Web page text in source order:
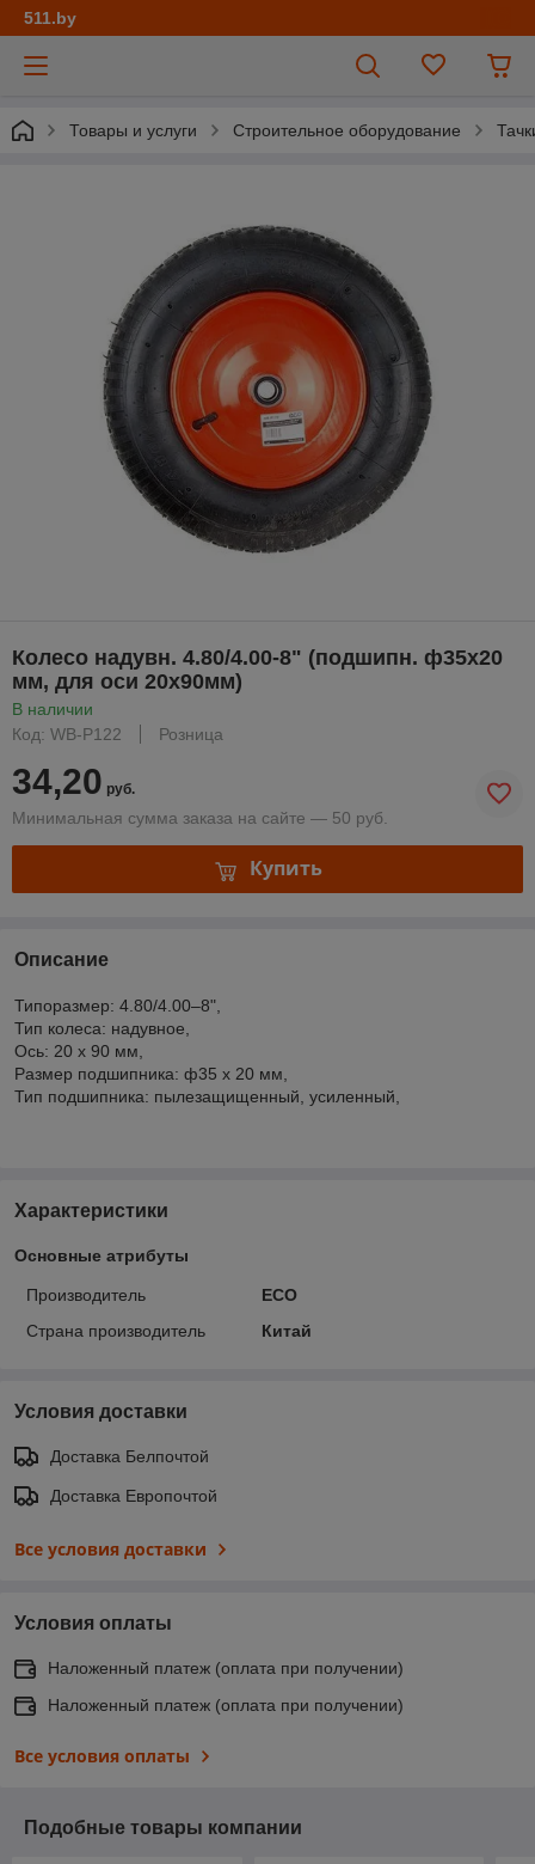
511.by
Товары и услуги Строительное оборудование
Колесо надувн. 4.80/4.00-8" (подшипн. ф35x20
мм, для оси 20x90мм)
В наличии
Код: WB-P122
Розница
34,20 руб.
Минимальная сумма заказа на сайте — 50 руб.
Купить
Описание
Типоразмер: 4.80/4.00–8",
Тип колеса: надувное,
Ось: 20 x 90 мм,
Размер подшипника: ф35 x 20 мм,
Тип подшипника: пылезащищенный, усиленный,
Характеристики
Основные атрибуты
Производитель
ECO
Страна производитель
Китай
Условия доставки
Доставка Белпочтой
Доставка Европочтой
Все условия доставки
Условия оплаты
Наложенный платеж (оплата при получении)
Наложенный платеж (оплата при получении)
Все условия оплаты
Подобные товары компании